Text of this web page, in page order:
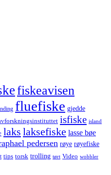
fiskeavisen
fluefiske gjedde
isfiske island
laks laksefiske lasse bøe
pedersen røye røyefiske
tips torsk trolling tørt Video wobbler